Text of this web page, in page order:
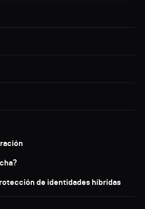
de identidades híbridas